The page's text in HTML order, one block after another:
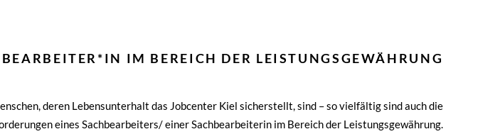
IM BEREICH DER LEISTUNGSGEWÄHRUNG
deren Lebensunterhalt das Jobcenter Kiel sicherstellt, sind – so vielfältig sind auch die
eines Sachbearbeiters/ einer Sachbearbeiterin im Bereich der Leistungsgewährung.